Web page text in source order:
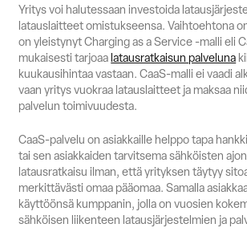
Yritys voi halutessaan investoida
latauslaitteet omistukseensa. Vaihtoehtona
on yleistynyt Charging as a Service -malli eli
mukaisesti tarjoaalatausratkaisun palveluna
kuukausihintaa vastaan. CaaS-malli ei vaadi
vaan yritys vuokraa latauslaitteet ja maksaa
palvelun toimivuudesta.
CaaS-palvelu on asiakkaille helppo tapa
tai sen asiakkaiden tarvitsema sähköisten
latausratkaisu ilman, että yrityksen täytyy
merkittävästi omaa pääomaa. Samalla
käyttöönsä kumppanin, jolla on vuosien
sähköisen liikenteen latausjärjestelmien ja